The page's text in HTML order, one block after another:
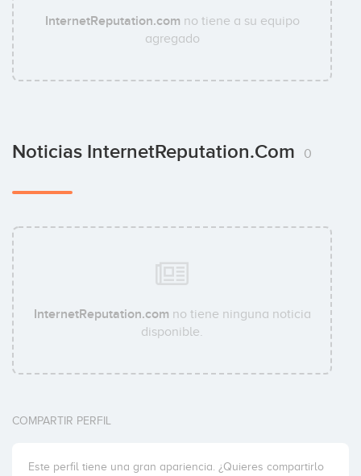
InternetReputation.com no tiene a su equipo
agregado
Noticias InternetReputation.com 0
InternetReputation.com no tiene ninguna noticia
disponible.
COMPARTIR PERFIL
Este perfil tiene una gran apariencia. ¿Quieres compartirlo